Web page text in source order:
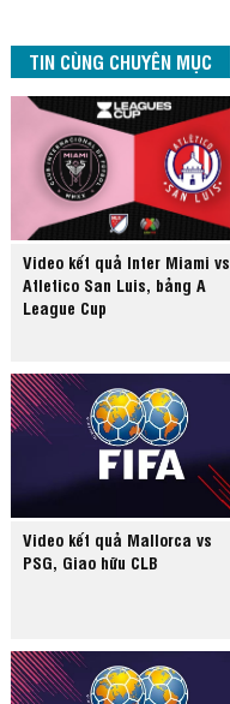
TIN CÙNG CHUYÊN MỤC
Video kết quả Inter Miami vs
Atletico San Luis, bảng A
League Cup
Video kết quả Mallorca vs
PSG, Giao hữu CLB